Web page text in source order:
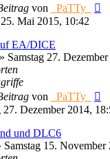
von
_PaTTy_
Mai 2015, 10:42
EA/DICE
» Samstag 27.
von
_PaTTy_
27. Dezember 2014,
und DLC6
Samstag 15. November